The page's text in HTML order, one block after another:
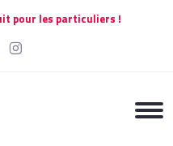
pour les particuliers !